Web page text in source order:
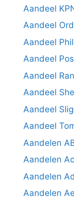
Aandeel
Aandeel
Aandeel
Aandeel
Aandeel
Aandeel
Aandeel
Aandeel
Aandelen
Aandelen
Aandelen
Aandelen